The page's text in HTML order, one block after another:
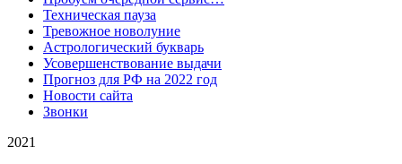
Техническая пауза
Тревожное новолуние
Астрологический букварь
Усовершенствование выдачи
Прогноз для РФ на 2022 год
Новости сайта
Звонки
2021